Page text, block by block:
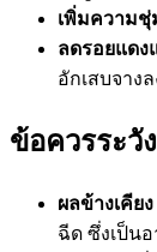
เพิ่มความ
ลดรอยแดง
อักเสบจางล
ข้อควรระวั
ผลข้างเคียง
ฉีด ซึ่งเป็น